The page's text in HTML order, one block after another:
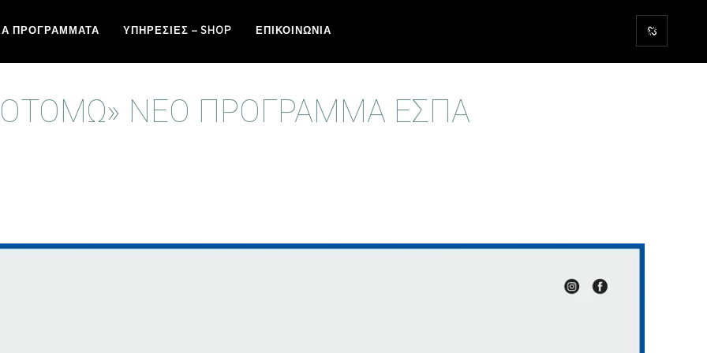
ΠΡΟΓΡΆΜΜΑΤΑ ΥΠΗΡΕΣΊΕΣ – SHOP ΕΠΙΚΟΙΝΩΝΊΑ
ΝΈΟ ΠΡΌΓΡΑΜΜΑ ΕΣΠΑ